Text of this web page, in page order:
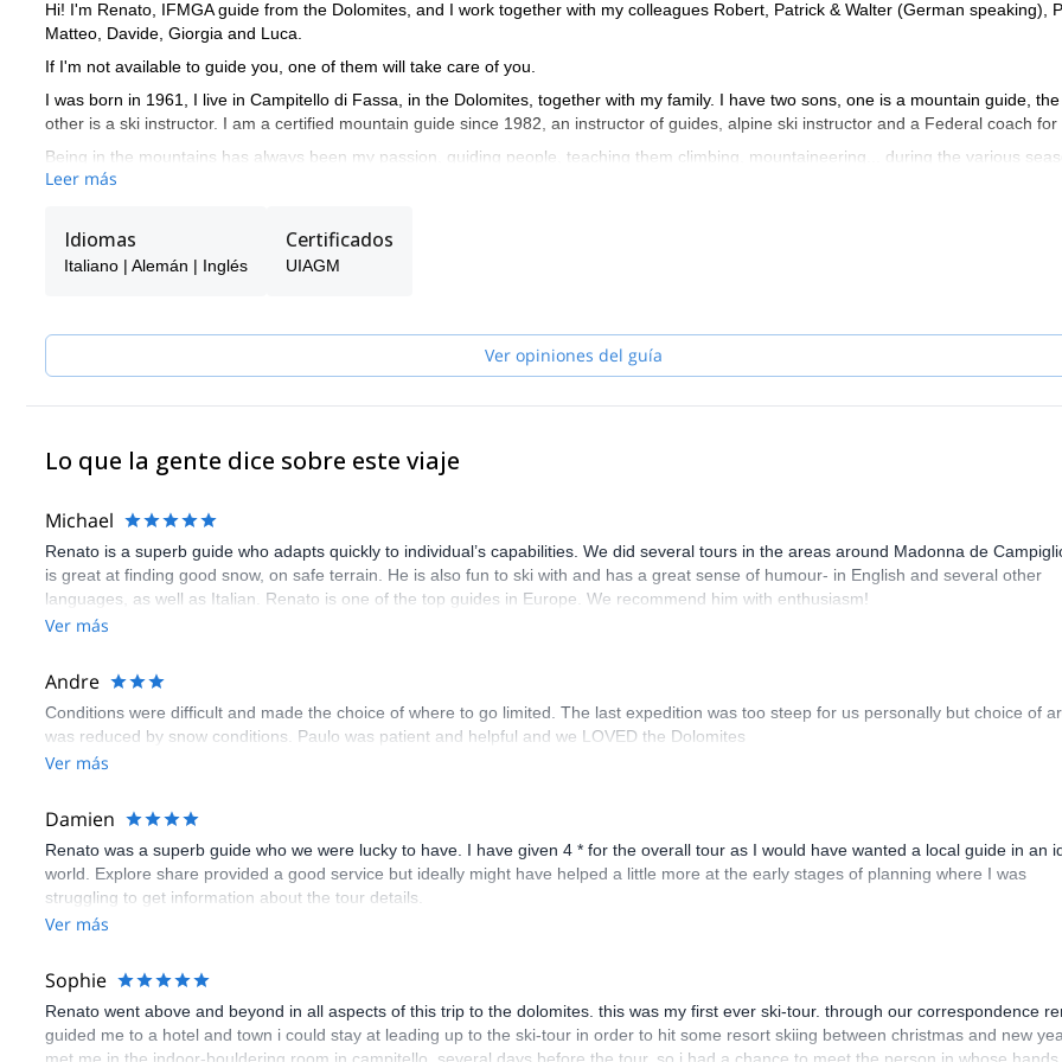
Hi! I'm Renato, IFMGA guide from the Dolomites, and I work together with my colleagues Robert, Patrick & Walter (German speaking),
Matteo, Davide, Giorgia and Luca.
If I'm not available to guide you, one of them will take care of you.
I was born in 1961, I live in Campitello di Fassa, in the Dolomites, together with my family. I have two sons, one is a mountain guide, the
other is a ski instructor. I am a certified mountain guide since 1982, an instructor of guides, alpine ski instructor and a Federal coach for
Being in the mountains has always been my passion, guiding people, teaching them climbing, mountaineering... during the various
of the year. I very much enjoy drawing nice curves in fresh powder snow and discover the charm of the frozen waterfalls.
climbed in Yosemite Valley (California), Ben Nevis (Scotland) and Norway, Greece, Spain and Sardinia. I did also several high altitude
like Mt Denali (Alaska), Ama Dablam (6828m), Cho Oyu (8201m), Manaslu (8163m), Shivling in India (6545m), Cotopaxi and
and multi pitch climbing. It will be my pleasure to guide you here and let you discover my secret spots.
Leer más
Idiomas
Italiano | Alemán | Inglés
Certificados
UIAGM
Ver opiniones del guía
Lo que la gente dice sobre este viaje
Michael
Renato is a superb guide who adapts quickly to individual’s capabilities. We did several tours in the areas around Madonna de
is great at finding good snow, on safe terrain. He is also fun to ski with and has a great sense of humour- in English and several other
languages, as well as Italian. Renato is one of the top guides in Europe. We recommend him with enthusiasm!
Ver más
Andre
Conditions were difficult and made the choice of where to go limited. The last expedition was too steep for us personally but choice of
was reduced by snow conditions. Paulo was patient and helpful and we LOVED the Dolomites
Ver más
Damien
Renato was a superb guide who we were lucky to have. I have given 4 * for the overall tour as I would have wanted a local guide in an
world. Explore share provided a good service but ideally might have helped a little more at the early stages of planning where I was
struggling to get information about the tour details.
Ver más
Sophie
Renato went above and beyond in all aspects of this trip to the dolomites. this was my first ever ski-tour. through our correspondence
guided me to a hotel and town i could stay at leading up to the ski-tour in order to hit some resort skiing between christmas and new